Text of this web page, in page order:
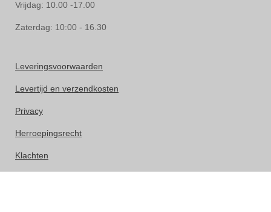
Vrijdag: 10.00 -17.00
Zaterdag: 10:00 - 16.30
Leveringsvoorwaarden
Levertijd en verzendkosten
Privacy
Herroepingsrecht
Klachten